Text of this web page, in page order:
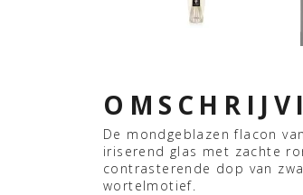
De mondgeblazen flacon
iriserend glas met zachte
contrasterende dop van
wortelmotief.